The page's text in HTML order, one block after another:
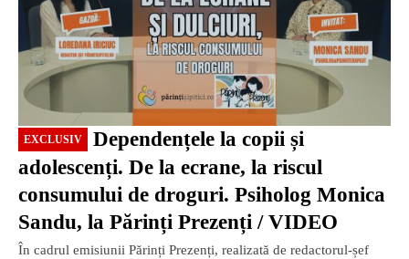
EXCLUSIV
adolescenți. De la ecrane, la riscul
consumului de droguri. Psiholog Monica
Sandu, la Părinți Prezenți / VIDEO
În cadrul emisiunii Părinți Prezenți, realizată de redactorul-șef